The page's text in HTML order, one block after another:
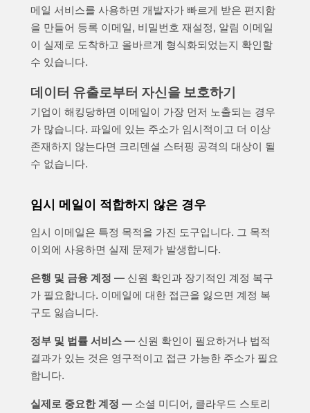
메일 서비스를 사용하면 개발자가 빠르게 받은 편지함
을 만들어 등록 이메일, 비밀번호 재설정, 알림 이메일
이 실제로 도착하고 올바르게 형식화되었는지 확인할
수 있습니다.
데이터 유출로부터 자신을 보호하기
기업이 해킹당하면 이메일이 가장 먼저 노출되는 경우
가 많습니다. 파일에 있는 주소가 임시적이고 더 이상
존재하지 않는다면 크리덴셜 스터핑 공격의 대상이 될
수 없습니다.
임시 메일이 적합하지 않은 경우
임시 이메일은 특정 목적을 가진 도구입니다. 그 목적
이외에 사용하면 실제 문제가 발생합니다.
은행 및 금융 계정 — 신원 확인과 장기적인 계정 복구
가 필요합니다. 이메일에 대한 접근을 잃으면 계정 복
구도 잃습니다.
정부 및 법률 서비스 — 신원 확인이 필요하거나 법적
결과가 있는 것은 영구적이고 접근 가능한 주소가 필요
합니다.
실제로 중요한 계정 — 소셜 미디어, 클라우드 스토리